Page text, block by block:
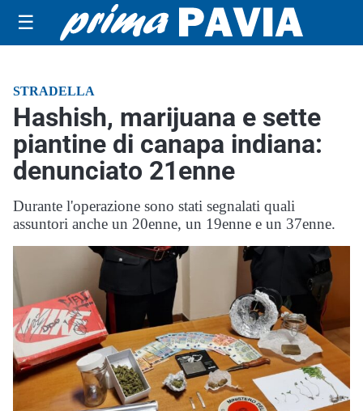
☰
STRADELLA
Hashish, marijuana e sette
piantine di canapa indiana:
denunciato 21enne
Durante l'operazione sono stati segnalati quali
assuntori anche un 20enne, un 19enne e un 37enne.